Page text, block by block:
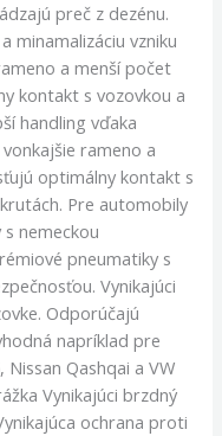
preč z dezénu.
minamalizáciu vzniku
a menší počet
kontakt s vozovkou a
handling vďaka
rameno a
optimálny kontakt s
Pre automobily
nemeckou
pneumatiky s
Vynikajúci
Odporúčajú
napríklad pre
Qashqai a VW
Vynikajúci brzdný
ochrana proti